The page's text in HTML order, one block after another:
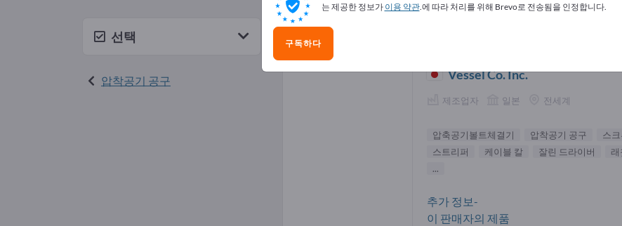
선택
압착공기 공구
압축공기볼트체결기 공급업체(2)
Vessel Co. Inc.
제조업자 일본 전세계
압축공기볼트체결기 압착공기 공구 스
스트리퍼
케이블 칼 잘린 드라이버 래
...
추가 정보-
이 판매자의 제품
는 제공한 정보가 이용 약관.에 따라 처리를 위해 Brevo로 전송됨을 인정합니다.
구독하다